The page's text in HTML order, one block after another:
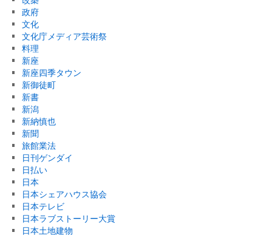
政府
文化
文化庁メディア芸術祭
料理
新座
新座四季タウン
新御徒町
新書
新潟
新納慎也
新聞
旅館業法
日刊ゲンダイ
日払い
日本
日本シェアハウス協会
日本テレビ
日本ラブストーリー大賞
日本土地建物